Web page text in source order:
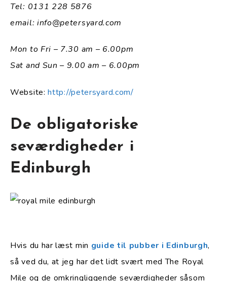
Tel: 0131 228 5876
email: info@petersyard.com
Mon to Fri – 7.30 am – 6.00pm
Sat and Sun – 9.00 am – 6.00pm
Website:http://petersyard.com/
De obligatoriske
seværdigheder i
Edinburgh
Hvis du har læst min guide til pubber i Edinburgh,
så ved du, at jeg har det lidt svært med The Royal
Mile og de omkringliggende seværdigheder såsom